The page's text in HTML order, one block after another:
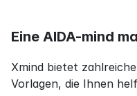
Eine AIDA-mind
Xmind bietet
Vorlagen, die Ihnen